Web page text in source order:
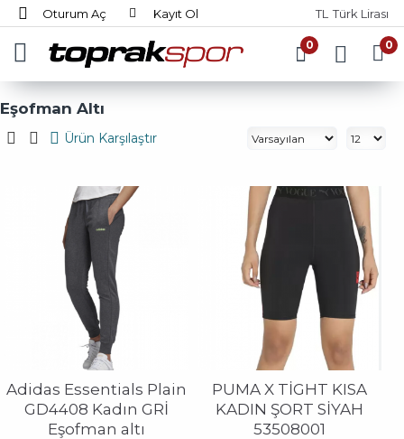
Oturum Aç Kayıt Ol TL Türk Lirası
0 0
Eşofman Altı
Ürün Karşılaştır
Adidas Essentials Plain
GD4408 Kadın GRİ
Eşofman altı
PUMA X TİGHT KISA
KADIN ŞORT SİYAH
53508001